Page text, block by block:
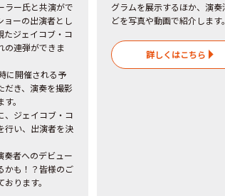
ラー氏と共演がで
ョーの出演者とし
たジェイコブ・コ
の連弾ができま
に開催される予
だき、演奏を撮影
。
、ジェイコブ・コ
行い、出演者を決
奏者へのデビュー
かも！？皆様のご
ります。
グラムを展示するほか、演奏
どを写真や動画で紹介します。
詳しくはこちら